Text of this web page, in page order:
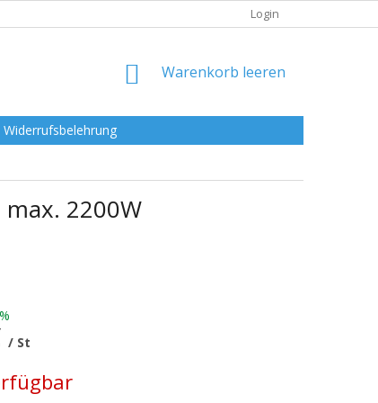
Login
WARENKORB
Warenkorb leeren
Widerrufsbelehrung
max. 2200W
/ St